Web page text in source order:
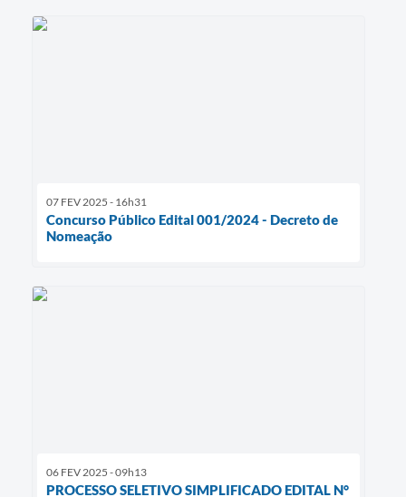
07 FEV 2025 - 16h31
Concurso Público Edital 001/2024 - Decreto de
Nomeação
06 FEV 2025 - 09h13
PROCESSO SELETIVO SIMPLIFICADO EDITAL N°